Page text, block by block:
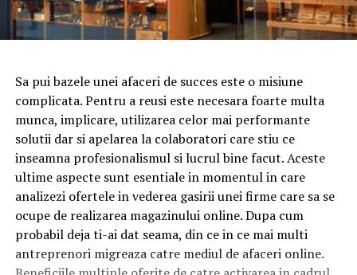
Sa pui bazele unei afaceri de succes este o misiune
complicata. Pentru a reusi este necesara foarte multa
munca, implicare, utilizarea celor mai performante
solutii dar si apelarea la colaboratori care stiu ce
inseamna profesionalismul si lucrul bine facut. Aceste
ultime aspecte sunt esentiale in momentul in care
analizezi ofertele in vederea gasirii unei firme care sa se
ocupe de realizarea magazinului online. Dupa cum
probabil deja ti-ai dat seama, din ce in ce mai multi
antreprenori migreaza catre mediul de afaceri online.